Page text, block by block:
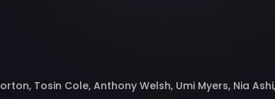
Tosin Cole, Anthony Welsh, Umi Myers, Nia